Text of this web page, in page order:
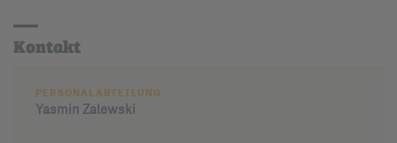
Kontakt
PERSONALABTEILUNG
Yasmin Zalewski